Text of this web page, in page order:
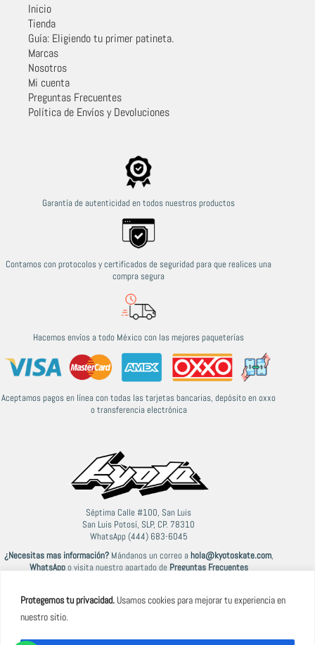
Protegemos tu privacidad. Usamos cookies para mejorar tu experiencia en
nuestro sitio.
Inicio
Tienda
Guía: Eligiendo tu primer patineta.
Marcas
Nosotros
Mi cuenta
Preguntas Frecuentes
Política de Envíos y Devoluciones
Garantía de autenticidad en todos nuestros productos
Contamos con protocolos y certificados de seguridad para que realices una
compra segura
Hacemos envíos a todo México con las mejores paqueterías
Aceptamos pagos en línea con todas las tarjetas bancarias, depósito en oxxo
o transferencia electrónica
Séptima Calle #100, San Luis
San Luis Potosí, SLP, CP. 78310
WhatsApp (444) 683-6045
¿Necesitas mas información?Mándanos un correo ahola@kyotoskate.com,
WhatsAppo visita nuestro apartado de Preguntas Frecuentes